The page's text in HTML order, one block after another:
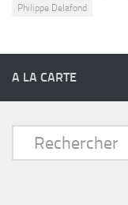
Philippe Delafond
A LA CARTE